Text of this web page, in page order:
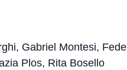
Gabriel Montesi,
Plos, Rita Bosello